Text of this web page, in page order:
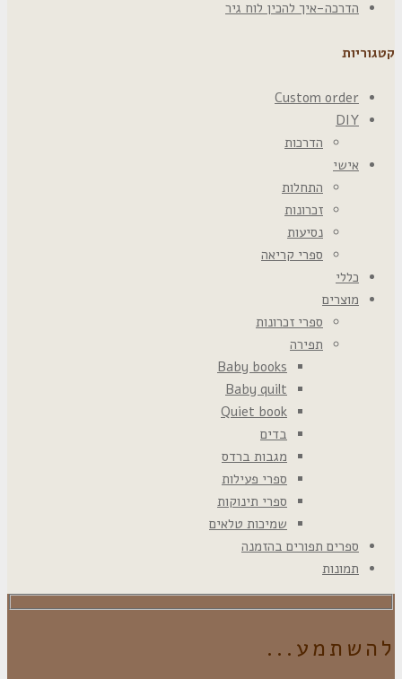
הדרכה-איך להכין לוח גיר
קטגוריות
Custom order
DIY
הדרכות
אישי
התחלות
זכרונות
נסיעות
ספרי קריאה
כללי
מוצרים
ספרי זכרונות
תפירה
Baby books
Baby quilt
Quiet book
בדים
מגבות ברדס
ספרי פעילות
ספרי תינוקות
שמיכות טלאים
ספרים תפורים בהזמנה
תמונות
להשתמע...